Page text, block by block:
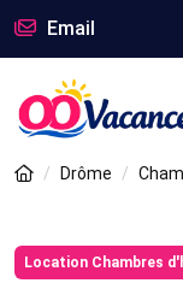
Email
Drôme
Location Chambres